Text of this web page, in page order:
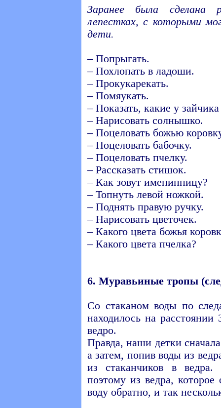
Заранее была сделана
лепестках, с которыми
дети.
– Попрыгать.
– Похлопать в ладоши.
– Прокукарекать.
– Помяукать.
– Показать, какие у
– Нарисовать солнышко.
– Поцеловать божью
– Поцеловать бабочку.
– Поцеловать пчелку.
– Рассказать стишок.
– Как зовут именинницу?
– Топнуть левой ножкой.
– Поднять правую ручку.
– Нарисовать цветочек.
– Какого цвета божья
– Какого цвета пчелка?
6. Муравьиные тропы
Со стаканом воды по
находилось на
ведро.
Правда, наши детки
а затем, попив воды из
из стаканчиков в ведра.
поэтому из ведра,
воду обратно, и так